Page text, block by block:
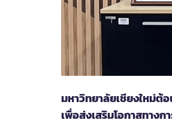
ประจำ
(CERTIFIED
INTERNATIONAL
AMBASSADOR:
CIAM
มหาวิทยาลัยเชียงใหม่
เพื่อส่งเสริมโอกาสทาง